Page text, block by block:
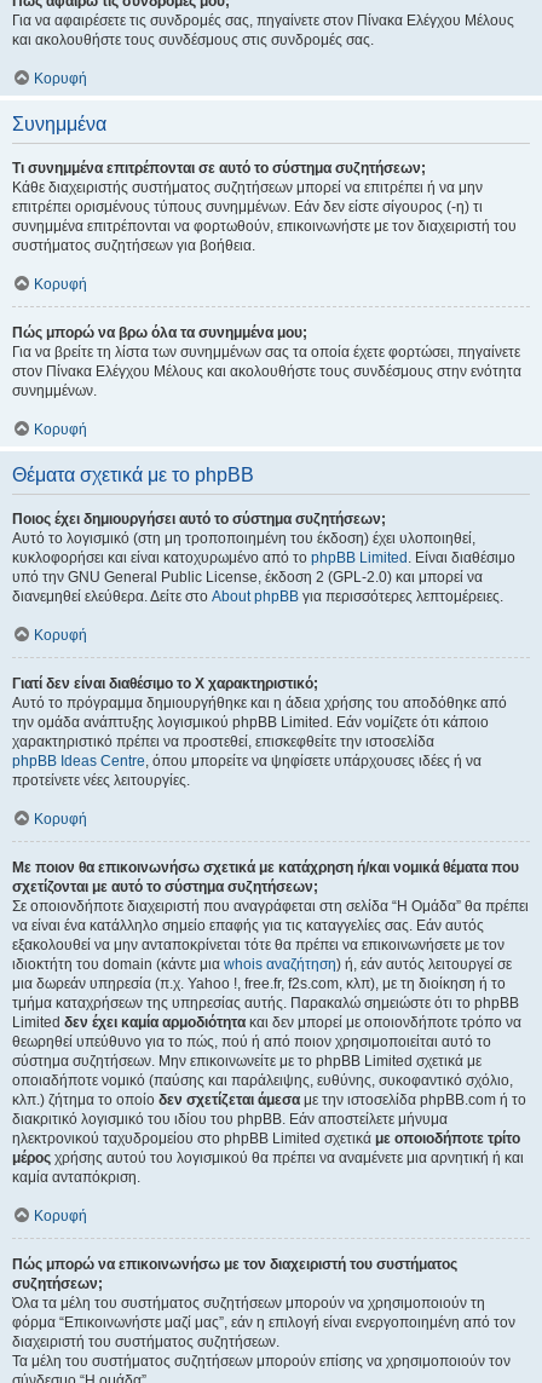
Για να αφαιρέσετε τις συνδρομές σας, πηγαίνετε στον Πίνακα Ελέγχου Μέλους
και ακολουθήστε τους συνδέσμους στις συνδρομές σας.
Κορυφή
Συνημμένα
Τι συνημμένα επιτρέπονται σε αυτό το σύστημα συζητήσεων;
Κάθε διαχειριστής συστήματος συζητήσεων μπορεί να επιτρέπει ή να μην
επιτρέπει ορισμένους τύπους συνημμένων. Εάν δεν είστε σίγουρος (-η) τι
συνημμένα επιτρέπονται να φορτωθούν, επικοινωνήστε με τον διαχειριστή του
συστήματος συζητήσεων για βοήθεια.
Κορυφή
Πώς μπορώ να βρω όλα τα συνημμένα μου;
Για να βρείτε τη λίστα των συνημμένων σας τα οποία έχετε φορτώσει, πηγαίνετε
στον Πίνακα Ελέγχου Μέλους και ακολουθήστε τους συνδέσμους στην ενότητα
συνημμένων.
Κορυφή
Θέματα σχετικά με το phpBB
Ποιος έχει δημιουργήσει αυτό το σύστημα συζητήσεων;
Αυτό το λογισμικό (στη μη τροποποιημένη του έκδοση) έχει υλοποιηθεί,
κυκλοφορήσει και είναι κατοχυρωμένο από το phpBB Limited . Είναι διαθέσιμο
υπό την GNU General Public License, έκδοση 2 (GPL-2.0) και μπορεί να
διανεμηθεί ελεύθερα. Δείτε στο About phpBB για περισσότερες λεπτομέρειες.
Κορυφή
Γιατί δεν είναι διαθέσιμο το Χ χαρακτηριστικό;
Αυτό το πρόγραμμα δημιουργήθηκε και η άδεια χρήσης του αποδόθηκε από
την ομάδα ανάπτυξης λογισμικού phpBB Limited. Εάν νομίζετε ότι κάποιο
χαρακτηριστικό πρέπει να προστεθεί, επισκεφθείτε την ιστοσελίδα
phpBB Ideas Centre, όπου μπορείτε να ψηφίσετε υπάρχουσες ιδέες ή να
προτείνετε νέες λειτουργίες.
Κορυφή
Με ποιον θα επικοινωνήσω σχετικά με κατάχρηση ή/και νομικά θέματα που
σχετίζονται με αυτό το σύστημα συζητήσεων;
Σε οποιονδήποτε διαχειριστή που αναγράφεται στη σελίδα “Η Ομάδα” θα πρέπει
να είναι ένα κατάλληλο σημείο επαφής για τις καταγγελίες σας. Εάν αυτός
εξακολουθεί να μην ανταποκρίνεται τότε θα πρέπει να επικοινωνήσετε με τον
ιδιοκτήτη του domain (κάντε μια whois αναζήτηση) ή, εάν αυτός λειτουργεί σε
μια δωρεάν υπηρεσία (π.χ. Yahoo !, free.fr, f2s.com, κλπ), με τη διοίκηση ή το
τμήμα καταχρήσεων της υπηρεσίας αυτής. Παρακαλώ σημειώστε ότι το phpBB
Limited δεν έχει καμία αρμοδιότητα και δεν μπορεί με οποιονδήποτε τρόπο να
θεωρηθεί υπεύθυνο για το πώς, πού ή από ποιον χρησιμοποιείται αυτό το
σύστημα συζητήσεων. Μην επικοινωνείτε με το phpBB Limited σχετικά με
οποιαδήποτε νομικό (παύσης και παράλειψης, ευθύνης, συκοφαντικό σχόλιο,
κλπ.) ζήτημα το οποίο δεν σχετίζεται άμεσα με την ιστοσελίδα phpBB.com ή το
διακριτικό λογισμικό του ιδίου του phpBB. Εάν αποστείλετε μήνυμα
ηλεκτρονικού ταχυδρομείου στο phpBB Limited σχετικά με οποιοδήποτε τρίτο
μέρος χρήσης αυτού του λογισμικού θα πρέπει να αναμένετε μια αρνητική ή και
καμία ανταπόκριση.
Κορυφή
Πώς μπορώ να επικοινωνήσω με τον διαχειριστή του συστήματος
συζητήσεων;
Όλα τα μέλη του συστήματος συζητήσεων μπορούν να χρησιμοποιούν τη
φόρμα “Επικοινωνήστε μαζί μας”, εάν η επιλογή είναι ενεργοποιημένη από τον
διαχειριστή του συστήματος συζητήσεων.
Τα μέλη του συστήματος συζητήσεων μπορούν επίσης να χρησιμοποιούν τον